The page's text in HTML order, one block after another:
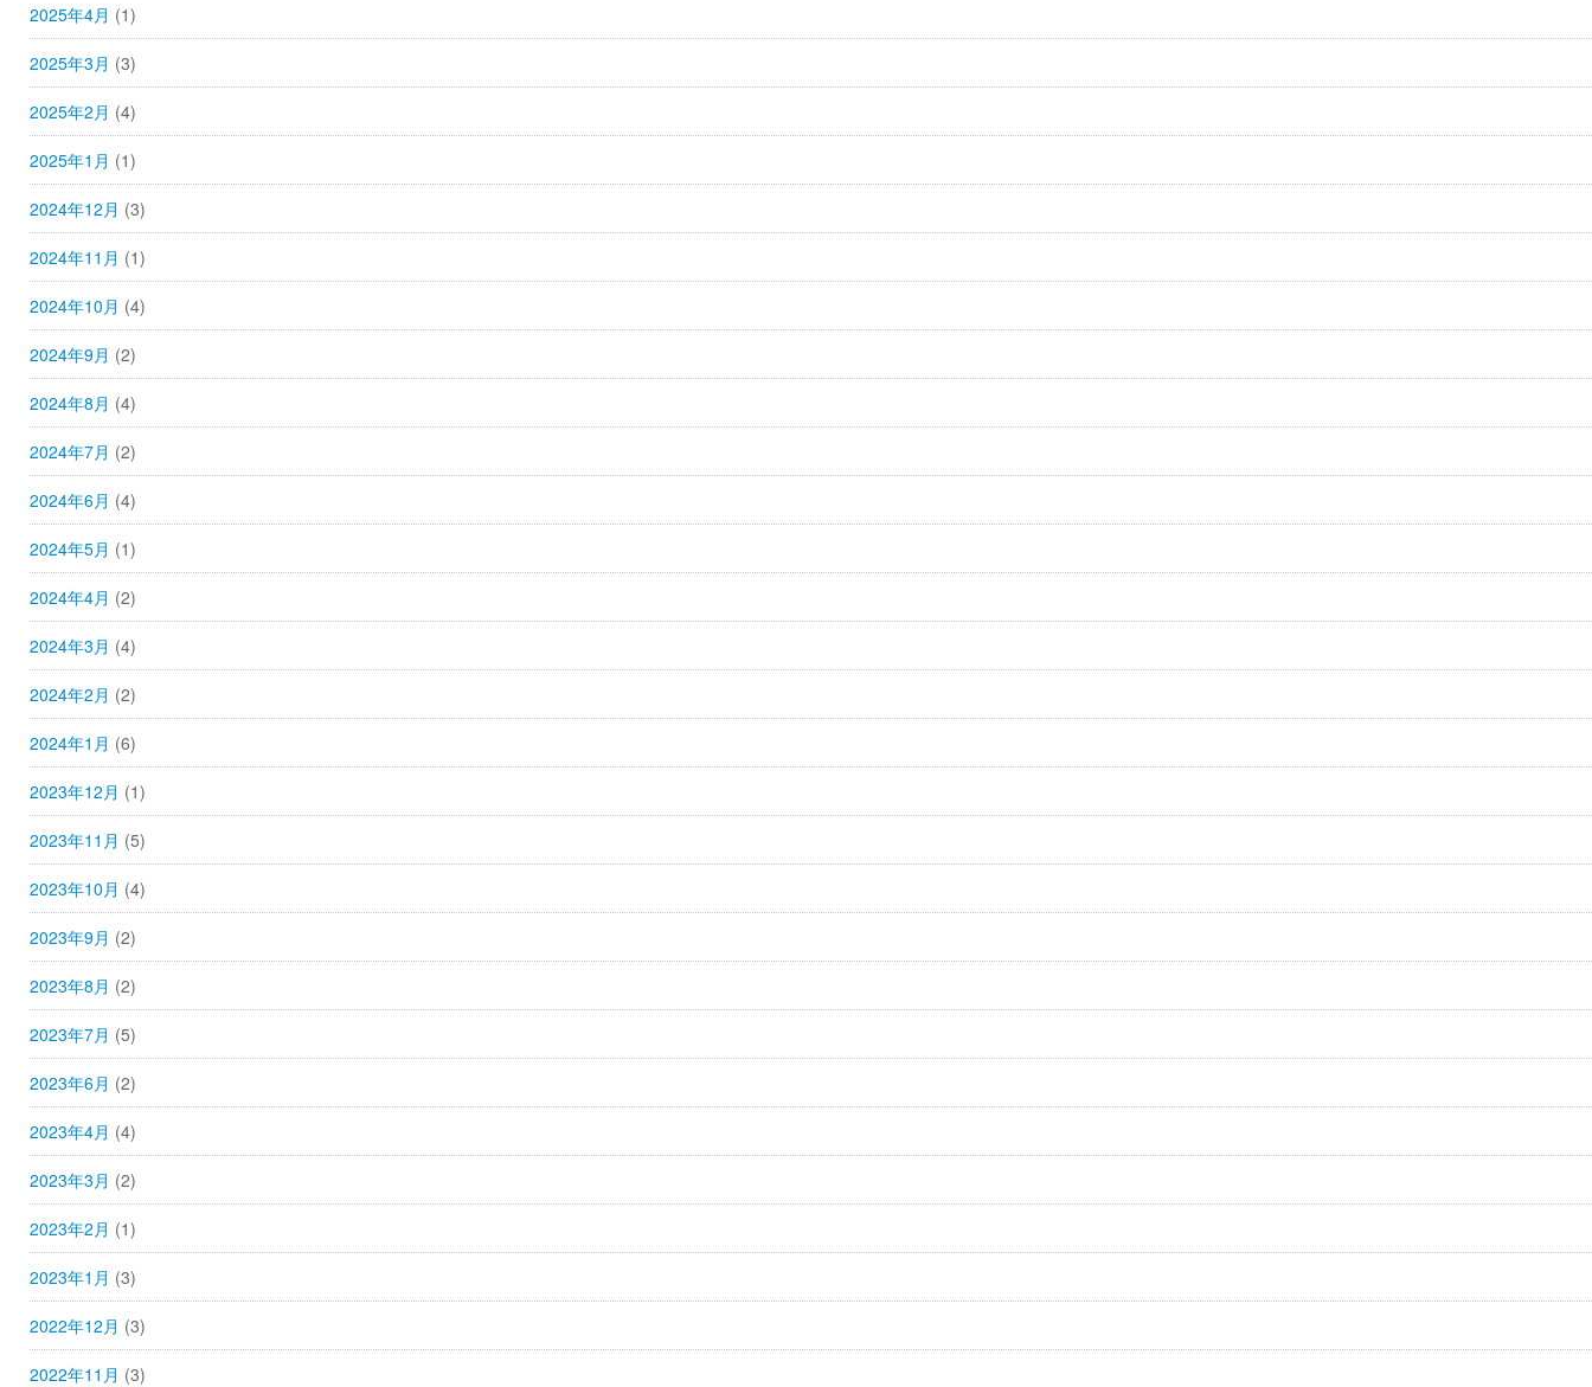
2025年4月 (1)
2025年3月 (3)
2025年2月 (4)
2025年1月 (1)
2024年12月 (3)
2024年11月 (1)
2024年10月 (4)
2024年9月 (2)
2024年8月 (4)
2024年7月 (2)
2024年6月 (4)
2024年5月 (1)
2024年4月 (2)
2024年3月 (4)
2024年2月 (2)
2024年1月 (6)
2023年12月 (1)
2023年11月 (5)
2023年10月 (4)
2023年9月 (2)
2023年8月 (2)
2023年7月 (5)
2023年6月 (2)
2023年4月 (4)
2023年3月 (2)
2023年2月 (1)
2023年1月 (3)
2022年12月 (3)
2022年11月 (3)